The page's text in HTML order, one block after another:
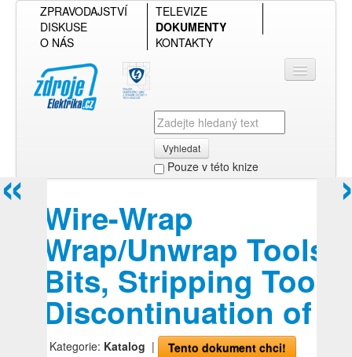
ZPRAVODAJSTVÍ
TELEVIZE
DISKUSE
DOKUMENTY
O NÁS
KONTAKTY
Vyhledat
Pouze v této knize
Přehled podle firmy
Přehled podle obsahu
Wire-Wrap
Wrap/Unwrap Tools,
Bits, Stripping Tools
Discontinuation of
| Kategorie: Katalog | Tento dokument chci!
«